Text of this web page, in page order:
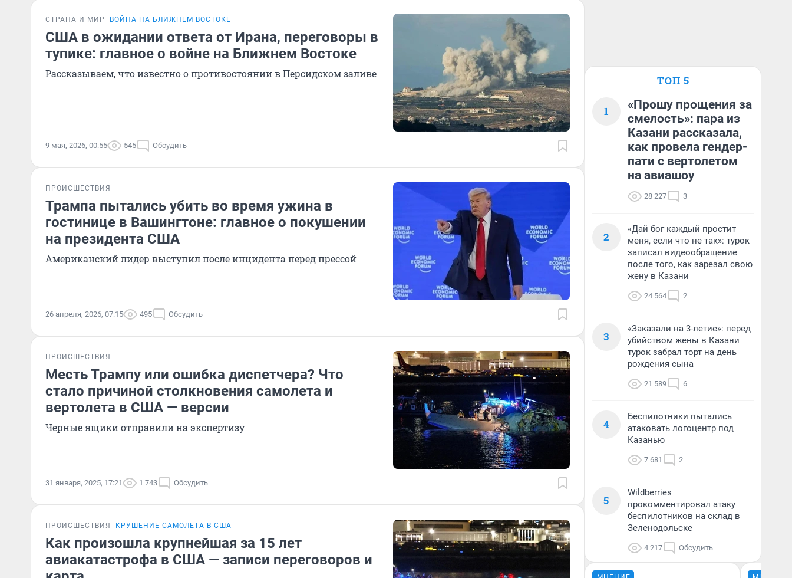
СТРАНА И МИР ВОЙНА НА БЛИЖНЕМ ВОСТОКЕ
США в ожидании ответа от Ирана, переговоры в
тупике: главное о войне на Ближнем Востоке
Рассказываем, что известно о противостоянии в Персидском заливе
9 мая, 2026, 00:55 545 Обсудить
ПРОИСШЕСТВИЯ
Трампа пытались убить во время ужина в
гостинице в Вашингтоне: главное о покушении
на президента США
Американский лидер выступил после инцидента перед прессой
26 апреля, 2026, 07:15 495 Обсудить
ПРОИСШЕСТВИЯ
Месть Трампу или ошибка диспетчера? Что
стало причиной столкновения самолета и
вертолета в США — версии
Черные ящики отправили на экспертизу
31 января, 2025, 17:21 1 743 Обсудить
ПРОИСШЕСТВИЯ КРУШЕНИЕ САМОЛЕТА В США
Как произошла крупнейшая за 15 лет
авиакатастрофа в США — записи переговоров и
ТОП 5
1
«Прошу прощения за
смелость»: пара из
Казани рассказала,
как провела гендер-
пати с вертолетом
на авиашоу
28 227 3
2
«Дай бог каждый простит
меня, если что не так»: турок
записал видеообращение
после того, как зарезал свою
жену в Казани
24 564 2
3
«Заказали на 3-летие»: перед
убийством жены в Казани
турок забрал торт на день
рождения сына
21 589 6
4
Беспилотники пытались
атаковать логоцентр под
Казанью
7 681 2
5
Wildberries
прокомментировал атаку
беспилотников на склад в
Зеленодольске
4 217 Обсудить